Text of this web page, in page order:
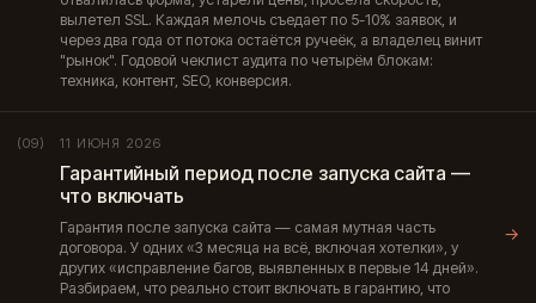
вылетел SSL. Каждая мелочь съедает по 5-10% заявок, и
через два года от потока остаётся ручеёк, а владелец винит
"рынок". Годовой чеклист аудита по четырём блокам:
техника, контент, SEO, конверсия.
(09) 11 ИЮНЯ 2026
Гарантийный период после запуска сайта —
что включать
Гарантия после запуска сайта — самая мутная часть
договора. У одних «3 месяца на всё, включая хотелки», у
других «исправление багов, выявленных в первые 14 дней».
Разбираем, что реально стоит включать в гарантию, что
→